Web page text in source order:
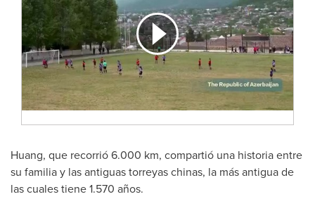
Huang, que recorrió 6.000 km, compartió una historia entre
su familia y las antiguas torreyas chinas, la más antigua de
las cuales tiene 1.570 años.